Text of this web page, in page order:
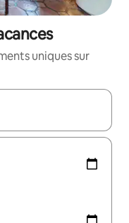
uniques sur
les flèches vers le